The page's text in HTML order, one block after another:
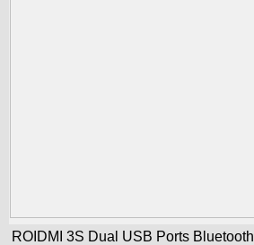
ROIDMI 3S Dual USB Ports Bluetooth